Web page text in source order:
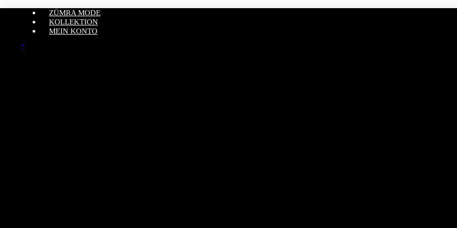
ZÜMRA MODE
KOLLEKTION
MEIN KONTO